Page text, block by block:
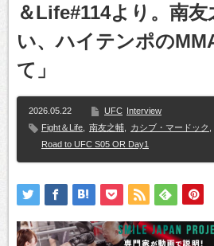
＆Life#114より。南友
い、ハイテンポの
て」
2026.05.22 UFC Interview
Fight＆Life
南友之輔 カシブ・マードック
Road to UFC S05 OR Day1